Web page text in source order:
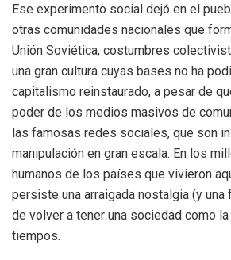
Ese experimento social dejó en el
otras comunidades nacionales que
Unión Soviética, costumbres
una gran cultura cuyas bases no ha
capitalismo reinstaurado, a pesar de
poder de los medios masivos de
las famosas redes sociales, que son
manipulación en gran escala. En los
humanos de los países que vivieron
persiste una arraigada nostalgia (y
de volver a tener una sociedad como
tiempos.